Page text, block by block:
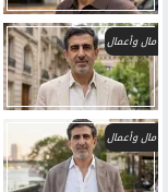
مال وأعمال
مال وأعمال